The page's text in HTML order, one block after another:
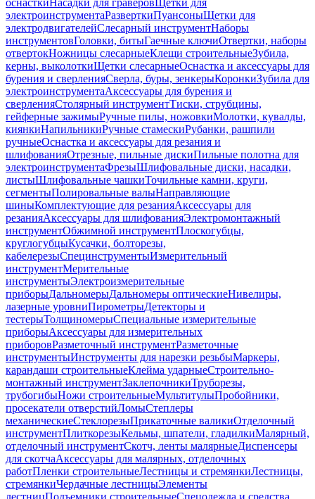
оснасткиНасадки для граверовЩетки для
электроинструментаРазверткиПуансоныЩетки для
электродвигателейСлесарный инструментНаборы
инструментовГоловки, битыГаечные ключиОтвертки, наборы
отвертокНожницы слесарныеКлещи строительныеЗубила,
керны, выколоткиЩетки слесарныеОснастка и аксессуары для
бурения и сверленияСверла, буры, зенкерыКоронкиЗубила для
электроинструментаАксессуары для бурения и
сверленияСтолярный инструментТиски, струбцины,
гейферные зажимыРучные пилы, ножовкиМолотки, кувалды,
киянкиНапильникиРучные стамескиРубанки, рашпили
ручныеОснастка и аксессуары для резания и
шлифованияОтрезные, пильные дискиПильные полотна для
электроинструментаФрезыШлифовальные диски, насадки,
листыШлифовальные чашкиТочильные камни, круги,
сегментыПолировальные валыНаправляющие
шиныКомплектующие для резанияАксессуары для
резанияАксессуары для шлифованияЭлектромонтажный
инструментОбжимной инструментПлоскогубцы,
круглогубцыКусачки, болторезы,
кабелерезыСпецинструментыИзмерительный
инструментМерительные
инструментыЭлектроизмерительные
приборыДальномерыДальномеры оптическиеНивелиры,
лазерные уровниПирометрыДетекторы и
тестерыТолщиномерыСпециальные измерительные
приборыАксессуары для измерительных
приборовРазметочный инструментРазметочные
инструментыИнструменты для нарезки резьбыМаркеры,
карандаши строительныеКлейма ударныеСтроительно-
монтажный инструментЗаклепочникиТруборезы,
трубогибыНожи строительныеМультитулыПробойники,
просекатели отверстийЛомыСтеплеры
механическиеСтеклорезыПрикаточные валикиОтделочный
инструментПлиткорезыКельмы, шпатели, гладилкиМалярный,
отделочный инструментСкотч, ленты малярныеДиспенсеры
для скотчаАксессуары для малярных, отделочных
работПленки строительныеЛестницы и стремянкиЛестницы,
стремянкиЧердачные лестницыЭлементы
лестницПодъемники строительныеСпецодежда и средства